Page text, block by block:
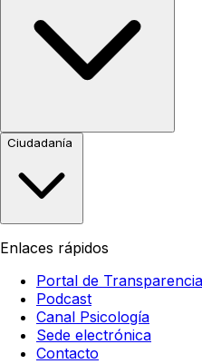
Ciudadanía
Enlaces rápidos
Portal de Transparencia
Podcast
Canal Psicología
Sede electrónica
Contacto